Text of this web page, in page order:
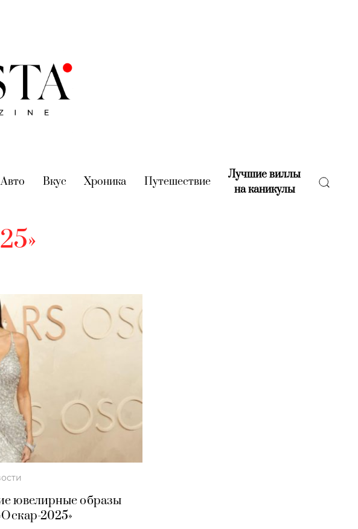
Авто (current)
Вкус (current)
Хроника (current)
Путешествие(current)
Лучшие виллы
на каникулы(current)
ювелирные образы
2025»